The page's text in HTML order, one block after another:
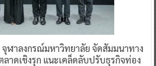
ฬาลงกรณ์มหาวิทยาลัย จัดสัมมนาทาง
ลาดเชิงรุก แนะเคล็ดลับปรับธุรกิจท่อง